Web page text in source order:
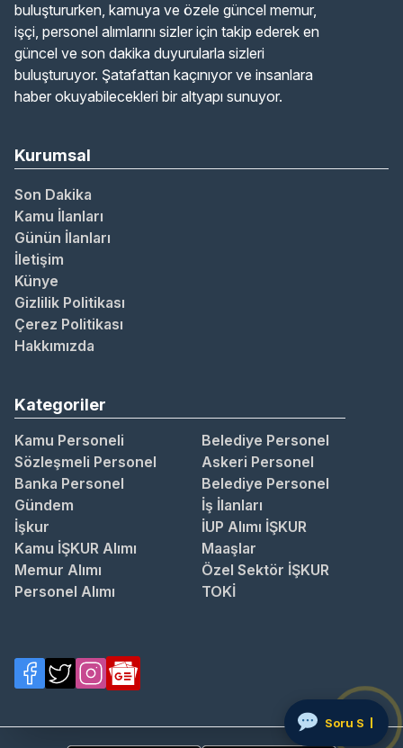
buluştururken, kamuya ve özele güncel memur,
işçi, personel alımlarını sizler için takip ederek en
güncel ve son dakika duyurularla sizleri
buluşturuyor. Şatafattan kaçınıyor ve insanlara
haber okuyabilecekleri bir altyapı sunuyor.
Kurumsal
Son Dakika
Kamu İlanları
Günün İlanları
İletişim
Künye
Gizlilik Politikası
Çerez Politikası
Hakkımızda
Kategoriler
Kamu Personeli
Belediye Personel
Sözleşmeli Personel
Askeri Personel
Banka Personel
Belediye Personel
Gündem
İş İlanları
İşkur
İUP Alımı İŞKUR
Kamu İŞKUR Alımı
Maaşlar
Memur Alımı
Özel Sektör İŞKUR
Personel Alımı
TOKİ